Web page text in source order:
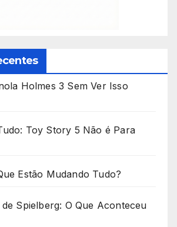
Holmes 3 Sem Ver Isso
Toy Story 5 Não é Para
Estão Mudando Tudo?
Spielberg: O Que Aconteceu